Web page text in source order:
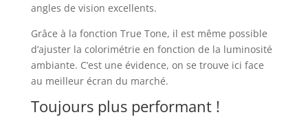
angles de vision excellents.
Grâce à la fonction True Tone, il est même possible
d’ajuster la colorimétrie en fonction de la luminosité
ambiante. C’est une évidence, on se trouve ici face
au meilleur écran du marché.
Toujours plus performant !